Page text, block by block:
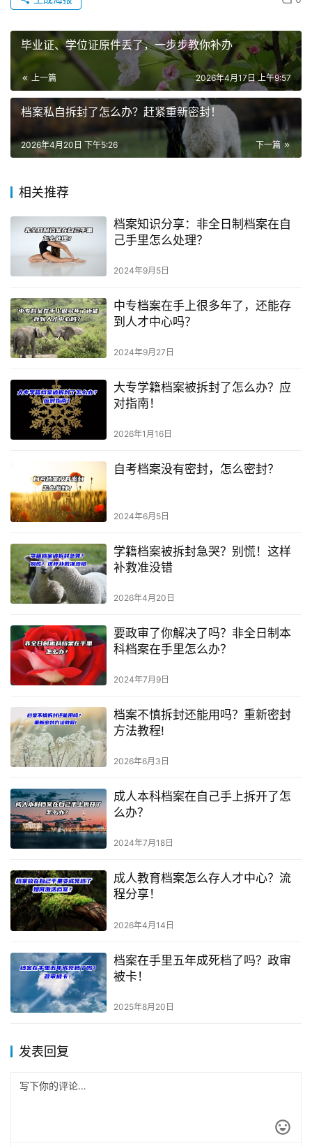
毕业证、学位证原件丢了，一步步教你补办
上一篇 2026年4月17日 上午9:57
档案私自拆封了怎么办？赶紧重新密封！
下一篇
2026年4月20日 下午5:26
相关推荐
档案知识分享：非全日制档案在自
己手里怎么处理？
2024年9月5日
中专档案在手上很多年了，还能存
到人才中心吗？
2024年9月27日
大专学籍档案被拆封了怎么办？应
对指南！
2026年1月16日
自考档案没有密封，怎么密封？
2024年6月5日
学籍档案被拆封急哭？别慌！这样
补救准没错
2026年4月20日
要政审了你解决了吗？非全日制本
科档案在手里怎么办？
2024年7月9日
档案不慎拆封还能用吗？重新密封
方法教程!
2026年6月3日
成人本科档案在自己手上拆开了怎
么办？
2024年7月18日
成人教育档案怎么存人才中心？流
程分享！
2026年4月14日
档案在手里五年成死档了吗？政审
被卡！
2025年8月20日
发表回复